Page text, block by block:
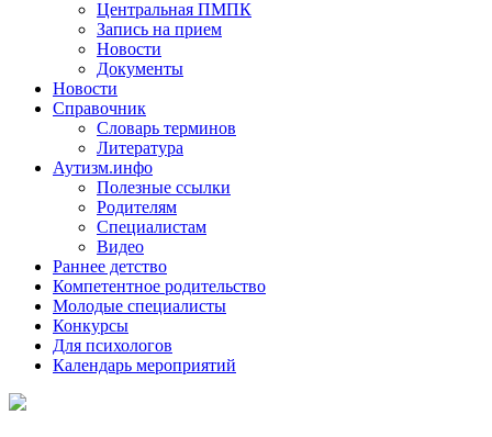
Центральная ПМПК
Запись на прием
Новости
Документы
Новости
Справочник
Словарь терминов
Литература
Аутизм.инфо
Полезные ссылки
Родителям
Специалистам
Видео
Раннее детство
Компетентное родительство
Молодые специалисты
Конкурсы
Для психологов
Календарь мероприятий